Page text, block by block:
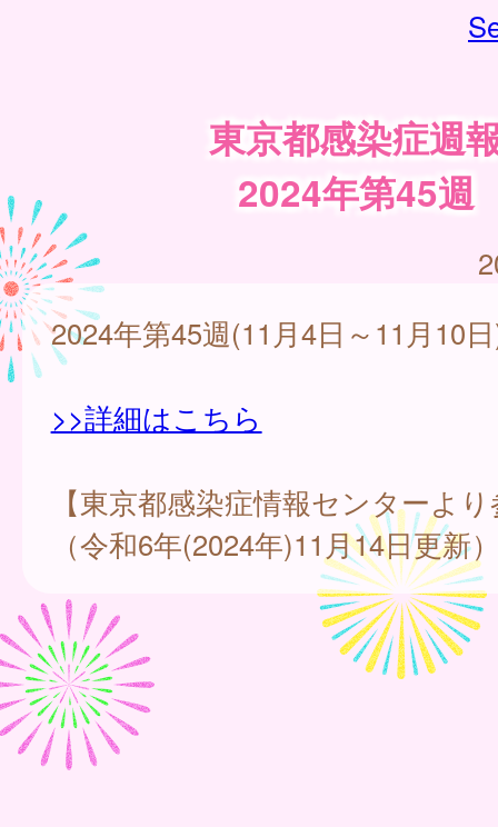
東京都感染症週
2024年第45週
2024年第45週(11月4日～11月10
>>詳細はこちら
【東京都感染症情報センターよ
（令和6年(2024年)11月14日更新